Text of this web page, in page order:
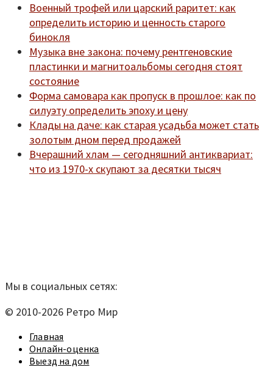
Военный трофей или царский раритет: как
определить историю и ценность старого
бинокля
Музыка вне закона: почему рентгеновские
пластинки и магнитоальбомы сегодня стоят
состояние
Форма самовара как пропуск в прошлое: как по
силуэту определить эпоху и цену
Клады на даче: как старая усадьба может стать
золотым дном перед продажей
Вчерашний хлам — сегодняшний антиквариат:
что из 1970-х скупают за десятки тысяч
Мы в социальных сетях:
© 2010-2026 Ретро Мир
Главная
Онлайн-оценка
Выезд на дом